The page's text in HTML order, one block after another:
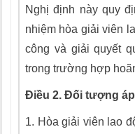
Nghị định này quy
nhiệm hòa giải viên
công và giải quyết
trong trường hợp
Điều 2. Đối tượng
1. Hòa giải viên lao